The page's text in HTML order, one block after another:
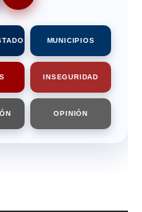
MUNICIPIOS
INSEGURIDAD
OPINIÓN